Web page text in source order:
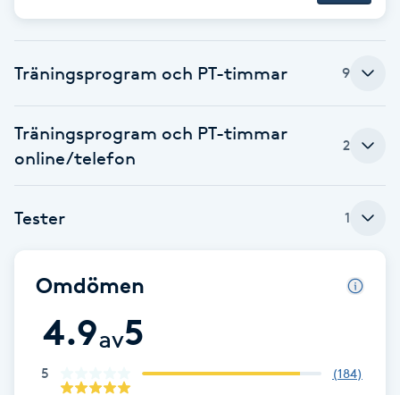
Dermapen
Diamantslipning
E
Enzympeeling
Eyeliner-tatuering
Face framing
Träningsprogram och PT-timmar 9
Träningsprogram och PT-timmar
online/telefon
2
Tester 1
Omdömen
4.9av5
5 (184)